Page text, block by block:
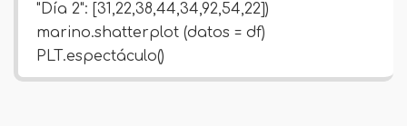
"Día 2": [31,22,38,44,34,92,54,22])
marino.shatterplot (datos = df)
PLT.espectáculo()